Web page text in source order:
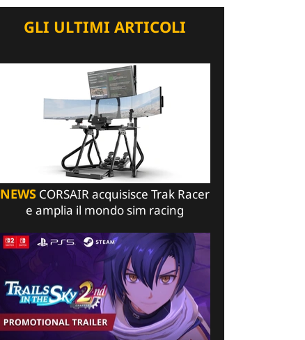
GLI ULTIMI ARTICOLI
NEWSCORSAIR acquisisce Trak Racer
e amplia il mondo sim racing